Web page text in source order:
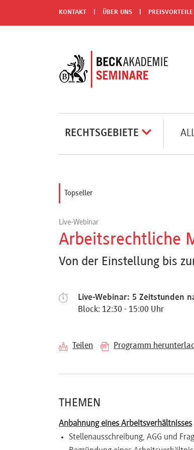
KONTAKT ÜBER UNS PREISVORTEILE
RECHTSGEBIETE
Topseller
Live-Webinar
Arbeitsrechtliche
Von der Einstellung bis
Live-Webinar: 5 Zeitstunden
Block: 12:30 - 15:00 Uhr
Teilen Programm
THEMEN
Anbahnung eines Arbeitsverhältnisses
Stellenausschreibung, AGG und